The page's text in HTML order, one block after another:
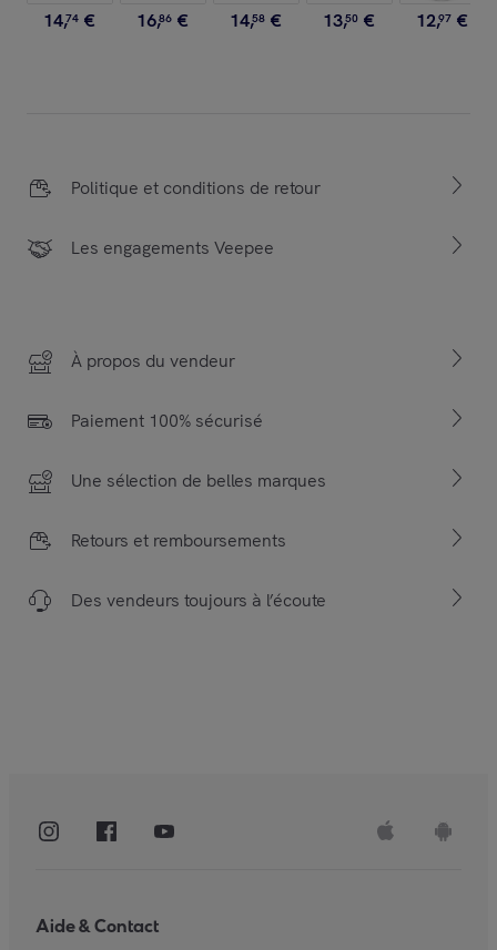
14,74 € 16,86 € 14,58 € 13,50 € 12,97 €
Politique et conditions de retour
Les engagements Veepee
À propos du vendeur
Paiement 100% sécurisé
Une sélection de belles marques
Retours et remboursements
Des vendeurs toujours à l’écoute
Aide & Contact